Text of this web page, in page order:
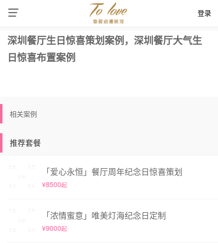
登录
深圳餐厅生日惊喜策划案例，深圳餐厅大气生
日惊喜布置案例
相关案例
推荐套餐
「爱心永恒」餐厅周年纪念日惊喜策划
¥8500起
「浓情蜜意」唯美灯海纪念日定制
¥9000起